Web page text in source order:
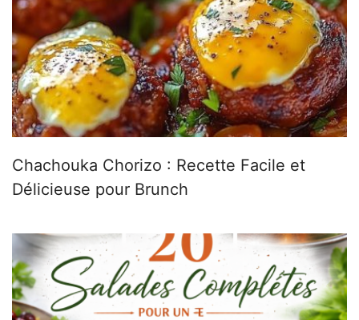
Chachouka Chorizo : Recette Facile et
Délicieuse pour Brunch